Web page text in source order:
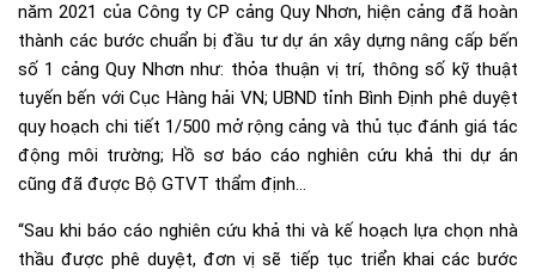
năm 2021 của Công ty CP cảng Quy Nhơn, hiện cảng đã hoàn
thành các bước chuẩn bị đầu tư dự án xây dựng nâng cấp bến
số 1 cảng Quy Nhơn như: thỏa thuận vị trí, thông số kỹ thuật
tuyến bến với Cục Hàng hải VN; UBND tỉnh Bình Định phê duyệt
quy hoạch chi tiết 1/500 mở rộng cảng và thủ tục đánh giá tác
động môi trường; Hồ sơ báo cáo nghiên cứu khả thi dự án
cũng đã được Bộ GTVT thẩm định…
“Sau khi báo cáo nghiên cứu khả thi và kế hoạch lựa chọn nhà
thầu được phê duyệt, đơn vị sẽ tiếp tục triển khai các bước